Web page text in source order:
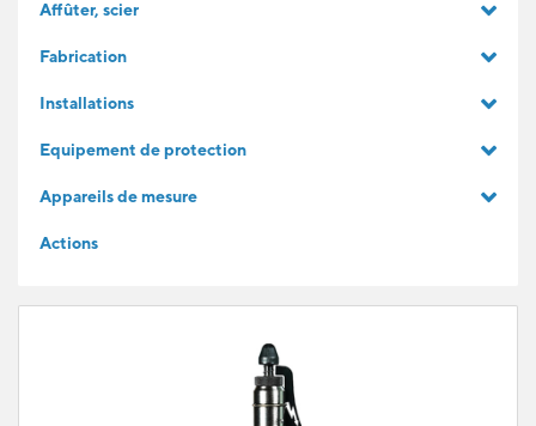
Affûter, scier
Fabrication
Installations
Equipement de protection
Appareils de mesure
Actions